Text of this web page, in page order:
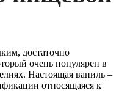
достаточно
очень популярен в
Настоящая ваниль –
относящаяся к